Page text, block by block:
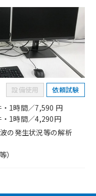
設備使用 依頼試験
1時間／7,590 円
1時間／4,290円
の発生状況等の解析
）